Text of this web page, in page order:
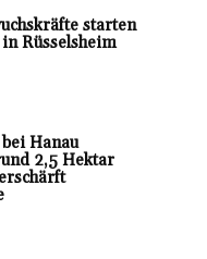
starten
Rüsselsheim
Hanau
2,5 Hektar